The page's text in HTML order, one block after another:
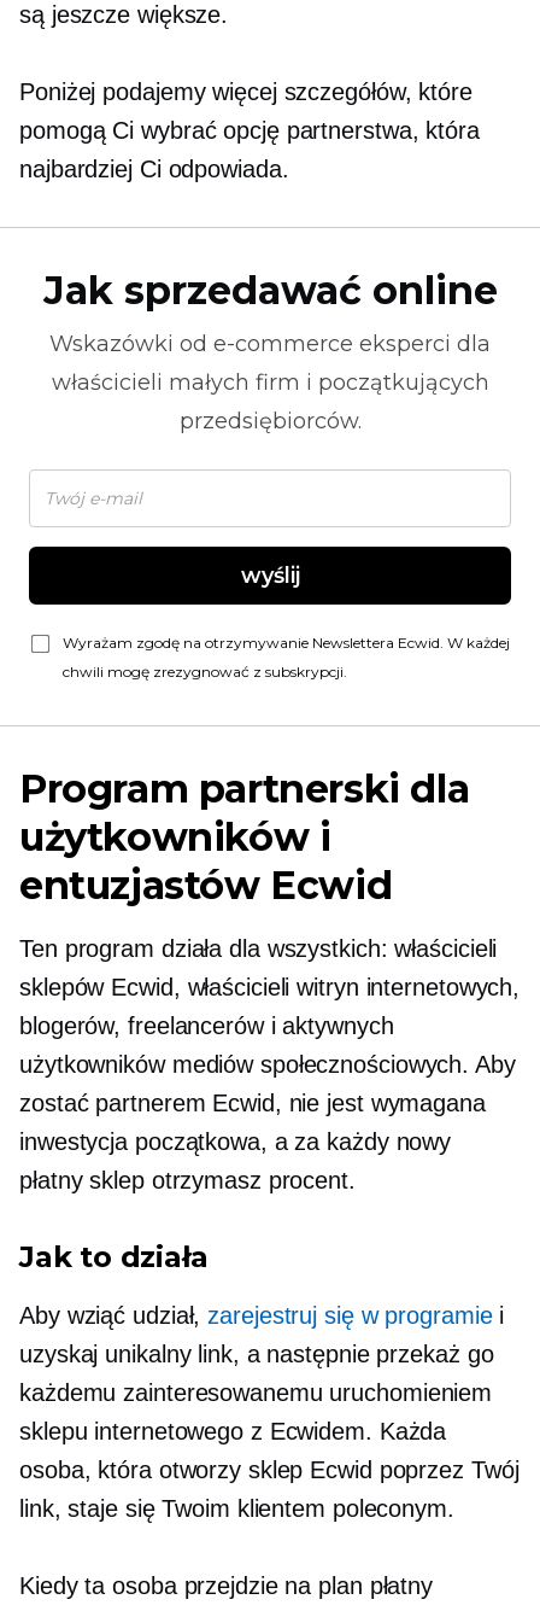
są jeszcze większe.
Poniżej podajemy więcej szczegółów, które
pomogą Ci wybrać opcję partnerstwa, która
najbardziej Ci odpowiada.
Jak sprzedawać online
Wskazówki od e-commerce eksperci dla
właścicieli małych firm i początkujących
przedsiębiorców.
wyślij
Wyrażam zgodę na otrzymywanie Newslettera Ecwid. W każdej
chwili mogę zrezygnować z subskrypcji.
Program partnerski dla
użytkowników i
entuzjastów Ecwid
Ten program działa dla wszystkich: właścicieli
sklepów Ecwid, właścicieli witryn internetowych,
blogerów, freelancerów i aktywnych
użytkowników mediów społecznościowych. Aby
zostać partnerem Ecwid, nie jest wymagana
inwestycja początkowa, a za każdy nowy
płatny sklep otrzymasz procent.
Jak to działa
Aby wziąć udział, zarejestruj się w programiei
uzyskaj unikalny link, a następnie przekaż go
każdemu zainteresowanemu uruchomieniem
sklepu internetowego z Ecwidem. Każda
osoba, która otworzy sklep Ecwid poprzez Twój
link, staje się Twoim klientem poleconym.
Kiedy ta osoba przejdzie na plan płatny